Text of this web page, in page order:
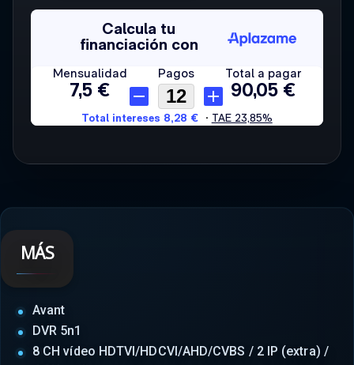
MÁS
Avant
DVR 5n1
8 CH vídeo HDTVI/HDCVI/AHD/CVBS / 2 IP (extra) /